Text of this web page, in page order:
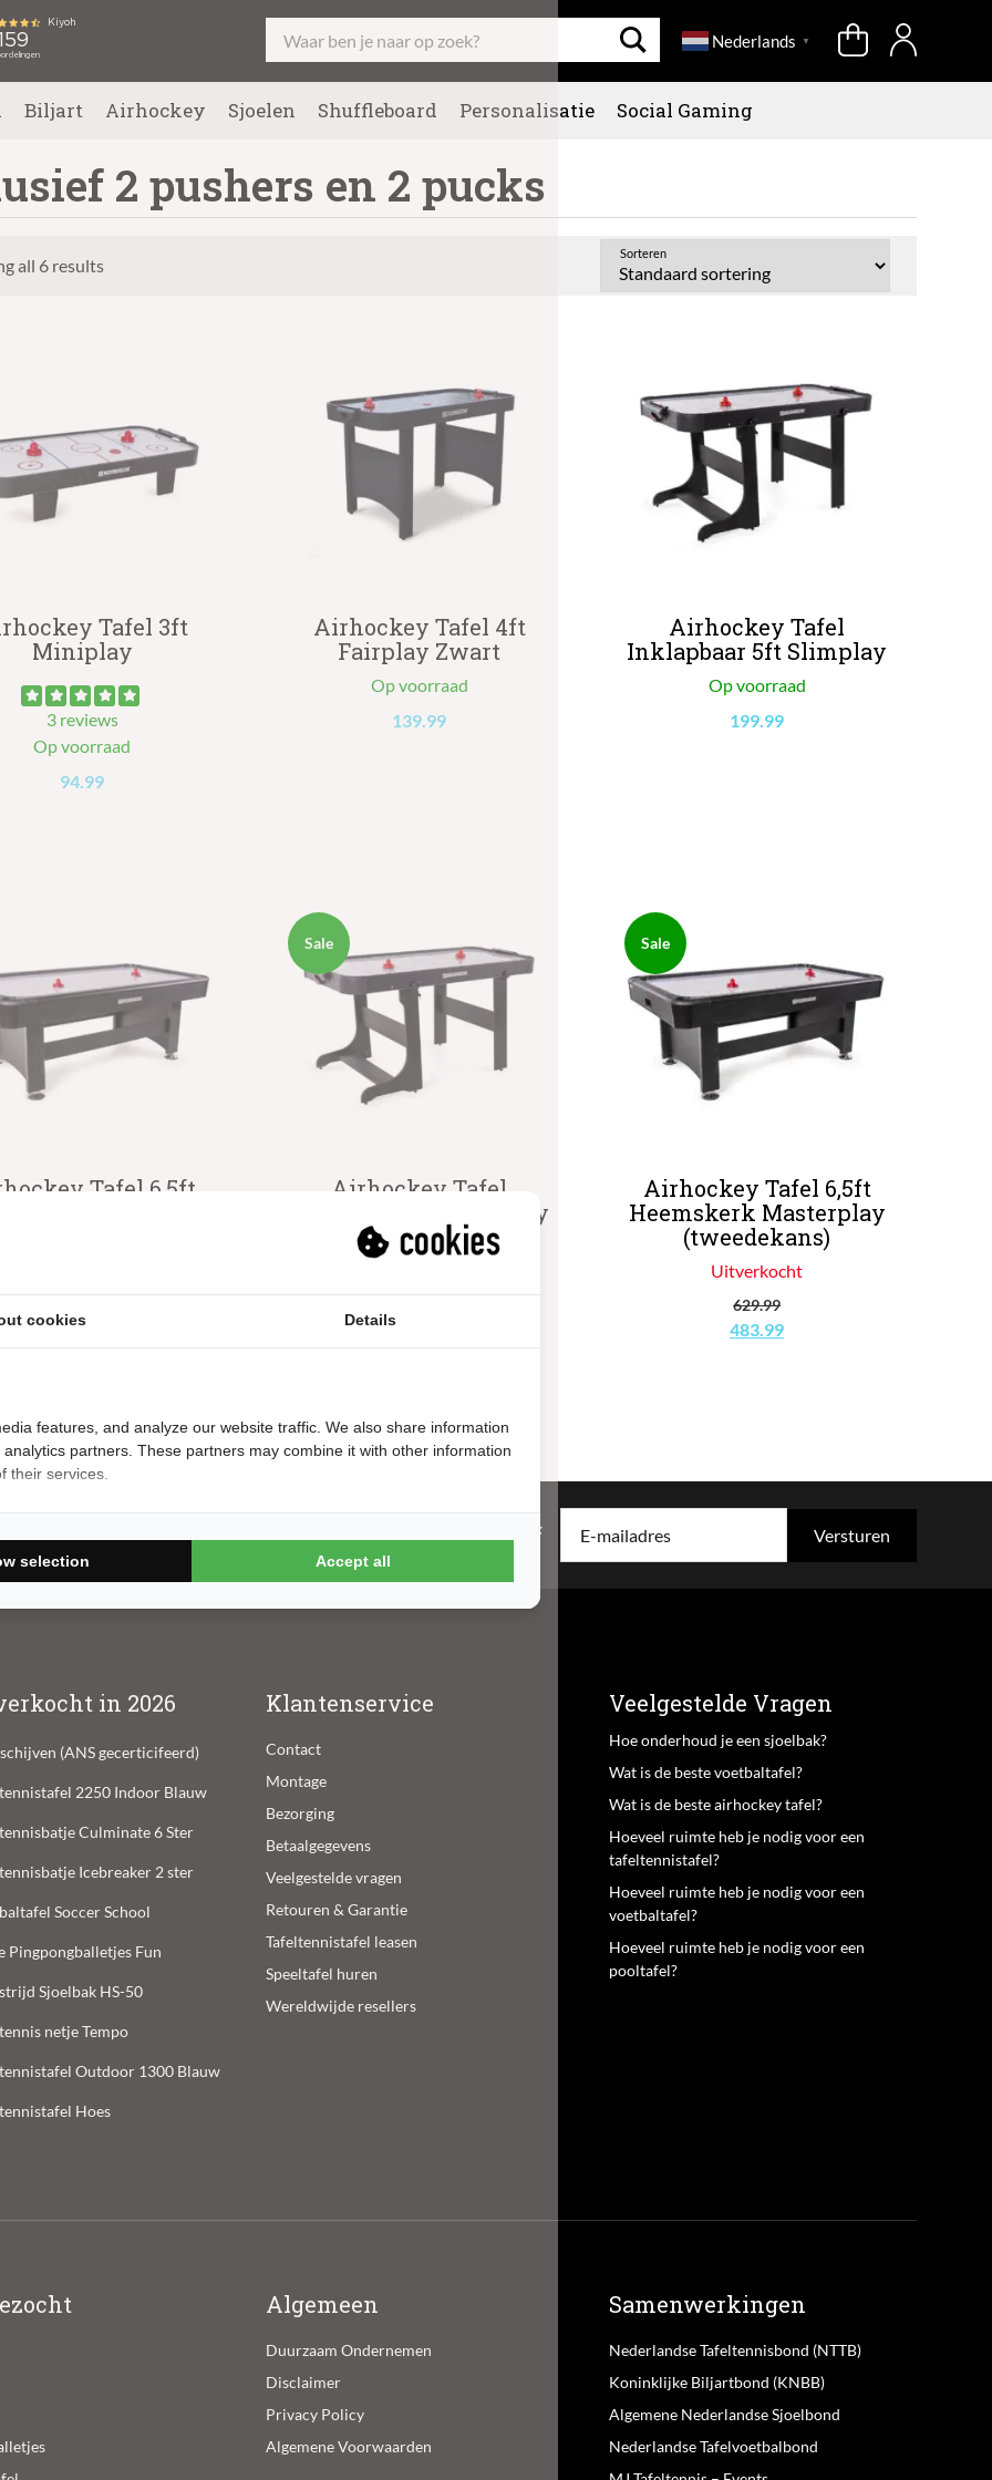
Nederlands ▼
Biljart Airhockey Sjoelen Shuffleboard Personalisatie Social Gaming
2 pushers en 2 pucks
all 6 results
Sorteren
Tafel 3ft
Miniplay
3 reviews
Op voorraad
94.99
Airhockey Tafel 4ft
Fairplay Zwart
Op voorraad
139.99
Airhockey Tafel
Inklapbaar 5ft Slimplay
Op voorraad
199.99
Tafel 6,5ft
629.99
Sale
Airhockey Tafel
Inklapbaar 5ft Slimplay
(tweedekans)
Oorspronkelijke
prijs
181.99
prijs
Sale
Airhockey Tafel 6,5ft
Heemskerk Masterplay
(tweedekans)
Uitverkocht
629.99
Oorspronkelijke
483.99Huidige
Nieuwsbrief E-mailadres
in 2026
(ANS gecerticifeerd)
2250 Indoor Blauw
Culminate 6 Ster
Icebreaker 2 ster
Soccer School
Pingpongballetjes Fun
Sjoelbak HS-50
netje Tempo
Outdoor 1300 Blauw
Hoes
Klantenservice
Contact
Montage
Bezorging
Betaalgegevens
Veelgestelde vragen
Retouren & Garantie
Tafeltennistafel leasen
Speeltafel huren
Wereldwijde resellers
Veelgestelde Vragen
Hoe onderhoud je een sjoelbak?
Wat is de beste voetbaltafel?
Wat is de beste airhockey tafel?
Hoeveel ruimte heb je nodig voor een
tafeltennistafel?
Hoeveel ruimte heb je nodig voor een
voetbaltafel?
Hoeveel ruimte heb je nodig voor een
pooltafel?
Algemeen
Duurzaam Ondernemen
Disclaimer
Privacy Policy
Algemene Voorwaarden
Samenwerkingen
Nederlandse Tafeltennisbond (NTTB)
Koninklijke Biljartbond (KNBB)
Algemene Nederlandse Sjoelbond
Nederlandse Tafelvoetbalbond
cookies Details
features, and analyze our website traffic. We also share information
partners. These partners may combine it with other information
their services.
selection Accept all